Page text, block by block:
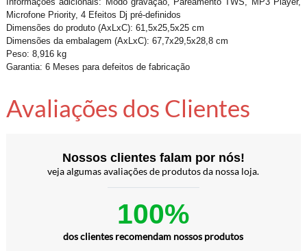
Microfone Priority, 4 Efeitos Dj pré-definidos
Dimensões do produto (AxLxC): 61,5x25,5x25 cm
Dimensões da embalagem (AxLxC): 67,7x29,5x28,8 cm
Peso: 8,916 kg
Garantia: 6 Meses para defeitos de fabricação
Avaliações dos Clientes
Nossos clientes falam por nós!
veja algumas avaliações de produtos da nossa loja.
100%
dos clientes recomendam nossos produtos